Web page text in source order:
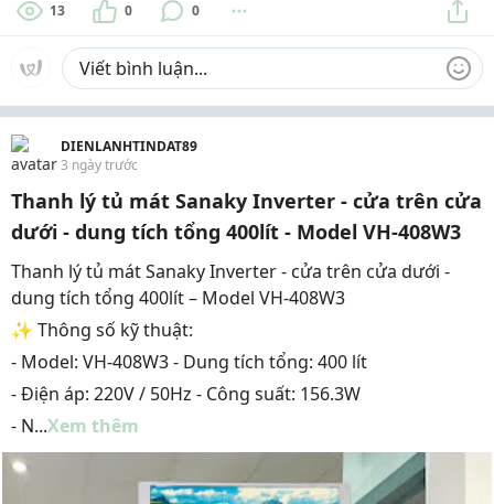
13 0 0
DIENLANHTINDAT89
3 ngày trước
Thanh lý tủ mát Sanaky Inverter - cửa trên cửa
dưới - dung tích tổng 400lít - Model VH-408W3
Thanh lý tủ mát Sanaky Inverter - cửa trên cửa dưới -
dung tích tổng 400lít – Model VH-408W3
✨ Thông số kỹ thuật:
- Model: VH-408W3 - Dung tích tổng: 400 lít
- Điện áp: 220V / 50Hz - Công suất: 156.3W
- N...Xem thêm